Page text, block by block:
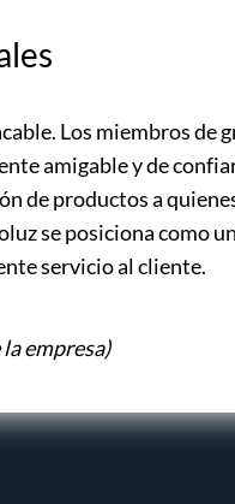
Los miembros de
amigable y de
de productos a
se posiciona como
servicio al cliente.
empresa)